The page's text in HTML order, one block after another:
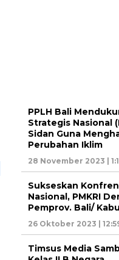
PPLH Bali
Strategis Nasional
Sidan Guna
Perubahan Iklim
28 November 2023 |
Sukseskan
Nasional, PMKRI
Pemprov. Bali/
26 Oktober 2023 |
Timsus Media